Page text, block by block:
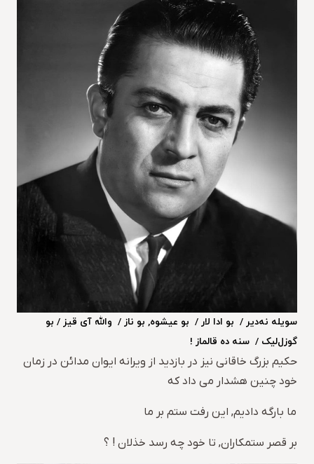
سویله نه‌دیر / بو ادا لار / بو عیشوه, بو ناز / والله آی قیز / بو
گوزل‌لیک / سنه ده قالماز !
حکیم بزرگ خاقانی نیز در بازدید از ویرانه ایوان مدائن در زمان
خود چنین هشدار می داد که
ما بارگه دادیم, این رفت ستم بر ما
بر قصر ستمکاران, تا خود چه رسد خذلان ! ؟